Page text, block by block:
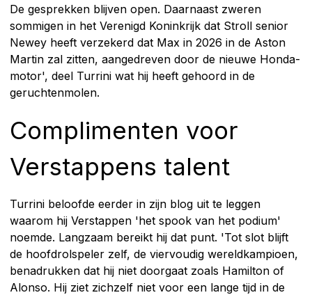
De gesprekken blijven open. Daarnaast zweren
sommigen in het Verenigd Koninkrijk dat Stroll senior
Newey heeft verzekerd dat Max in 2026 in de Aston
Martin zal zitten, aangedreven door de nieuwe Honda-
motor', deel Turrini wat hij heeft gehoord in de
geruchtenmolen.
Complimenten voor
Verstappens talent
Turrini beloofde eerder in zijn blog uit te leggen
waarom hij Verstappen 'het spook van het podium'
noemde. Langzaam bereikt hij dat punt. 'Tot slot blijft
de hoofdrolspeler zelf, de viervoudig wereldkampioen,
benadrukken dat hij niet doorgaat zoals Hamilton of
Alonso. Hij ziet zichzelf niet voor een lange tijd in de